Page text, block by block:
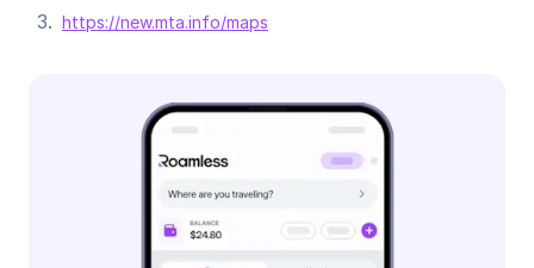
https://new.mta.info/maps